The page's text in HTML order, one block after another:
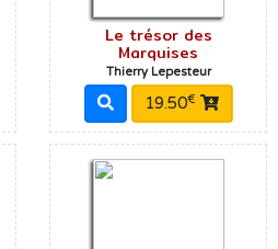
Le trésor des
Marquises
Thierry Lepesteur
19.50€